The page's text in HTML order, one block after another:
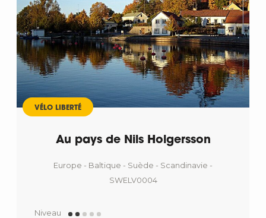
Départ
VÉLO LIBERTÉ
Au pays de Nils Holgersson
Europe - Baltique - Suède - Scandinavie -
SWELV0004
Niveau